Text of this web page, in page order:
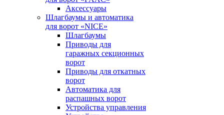
Аксессуары
Шлагбаумы и автоматика
для ворот «NICE»
Шлагбаумы
Приводы для
гаражных секционных
ворот
Приводы для откатных
ворот
Автоматика для
распашных ворот
Устройства управления